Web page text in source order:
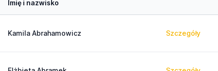
Imię i nazwisko
Kamila Abrahamowicz Szczegóły